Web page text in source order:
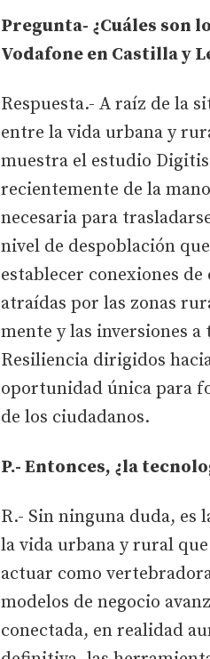
Pregunta- ¿Cuáles son
Vodafone en Castilla y
Respuesta.- A raíz de la
entre la vida urbana y
muestra el estudio
recientemente de la
necesaria para
nivel de despoblación
establecer conexiones de
atraídas por las zonas
mente y las inversiones a
Resiliencia dirigidos
oportunidad única para
de los ciudadanos.
P.- Entonces, ¿la
R.- Sin ninguna duda, es
la vida urbana y rural
actuar como
modelos de negocio
conectada, en realidad